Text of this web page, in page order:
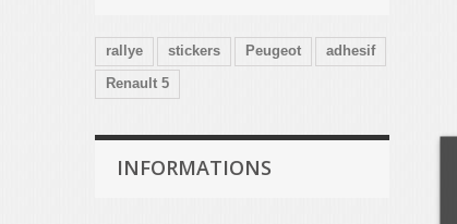
rallye stickers Peugeot
adhesif
Renault 5
INFORMATIONS